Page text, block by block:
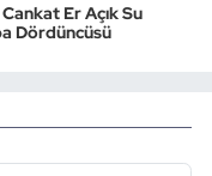
Er Açık Su
Dördüncüsü